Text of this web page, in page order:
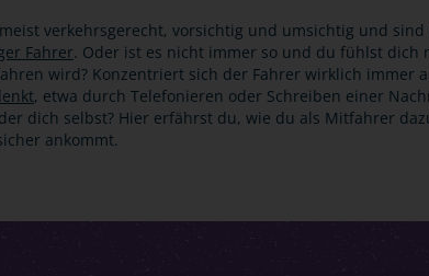
verkehrsgerecht, vorsichtig und umsichtig und
Fahrer. Oder ist es nicht immer so und du fühlst dich
wird? Konzentriert sich der Fahrer wirklich immer
, etwa durch Telefonieren oder Schreiben einer
dich selbst? Hier erfährst du, wie du als Mitfahrer
ankommt.